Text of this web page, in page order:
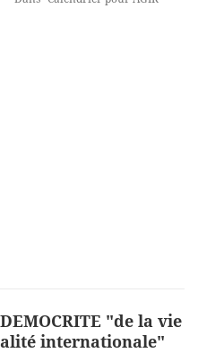
"de la vie
internationale"